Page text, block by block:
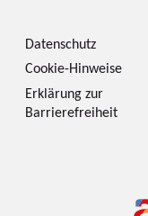
Datenschutz
Cookie-Hinweise
Erklärung zur
Barrierefreiheit